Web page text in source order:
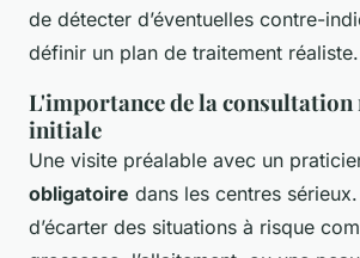
de détecter d’éventuelles contre-
définir un plan de traitement réaliste.
L'importance de la consultation
initiale
Une visite préalable avec un
obligatoire dans les centres
d’écarter des situations à risque